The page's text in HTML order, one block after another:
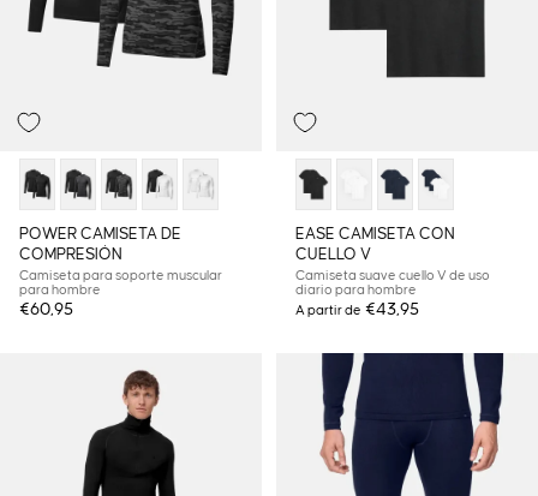
POWER CAMISETA DE
COMPRESIÓN
Camiseta para soporte muscular
para hombre
€60,95
EASE CAMISETA CON
CUELLO V
Camiseta suave cuello V de uso
diario para hombre
A partir de €43,95